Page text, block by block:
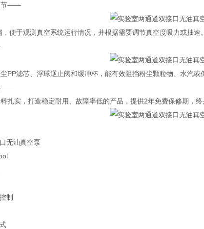
节——
便于观测真空系统运行情况，并根据需要调节真空度吸力或抽速。
PP滤芯、浮球逆止阀和缓冲杯，能有效阻挡粉尘颗粒物、水汽或
——
扎实，打造稳定耐用、故障率低的产品，提供2年免费保修期，终
无油真空泵
制